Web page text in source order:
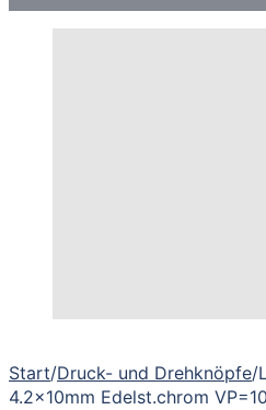
Start/Druck- und Drehknöpfe/
4.2x10mm Edelst.chrom